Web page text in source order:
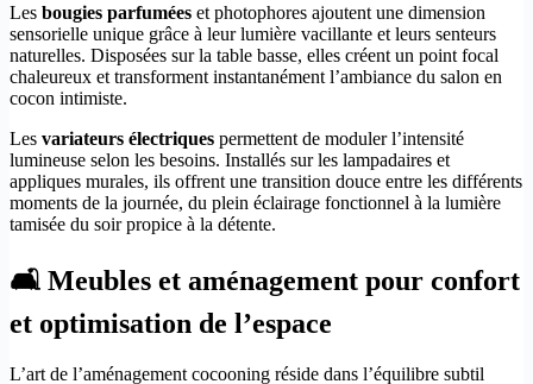
Les bougies parfumées et photophores ajoutent une dimension
sensorielle unique grâce à leur lumière vacillante et leurs senteurs
naturelles. Disposées sur la table basse, elles créent un point focal
chaleureux et transforment instantanément l’ambiance du salon en
cocon intimiste.
Les variateurs électriques permettent de moduler l’intensité
lumineuse selon les besoins. Installés sur les lampadaires et
appliques murales, ils offrent une transition douce entre les différents
moments de la journée, du plein éclairage fonctionnel à la lumière
tamisée du soir propice à la détente.
🛋️ Meubles et aménagement pour confort
et optimisation de l’espace
L’art de l’aménagement cocooning réside dans l’équilibre subtil